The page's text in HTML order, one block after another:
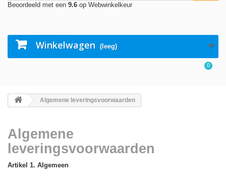
Beoordeeld met een 9.6 op Webwinkelkeur
Winkelwagen (leeg)
0
Algemene leveringsvoorwaarden
Algemene
leveringsvoorwaarden
Artikel 1. Algemeen